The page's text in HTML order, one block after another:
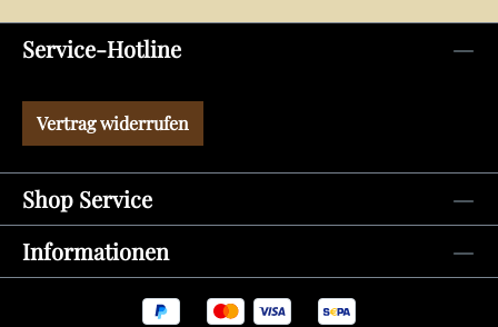
Service-Hotline
Vertrag widerrufen
Shop Service
Informationen